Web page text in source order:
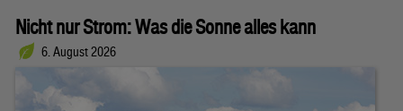
Nicht nur Strom: Was die Sonne alles kann
6. August 2026